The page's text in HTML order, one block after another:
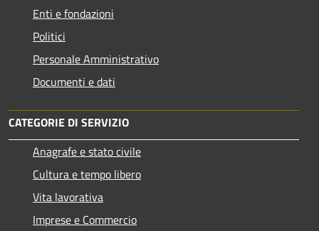
Enti e fondazioni
Politici
Personale Amministrativo
Documenti e dati
CATEGORIE DI SERVIZIO
Anagrafe e stato civile
Cultura e tempo libero
Vita lavorativa
Imprese e Commercio